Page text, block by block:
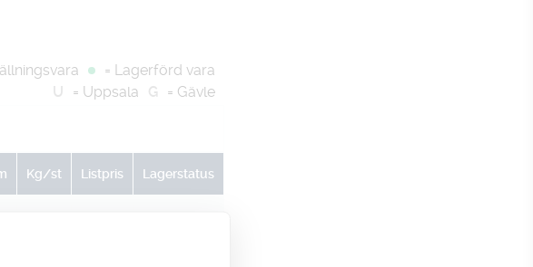
= Lagerförd vara
U
= Uppsala G = Gävle
Kg/st Listpris Lagerstatus